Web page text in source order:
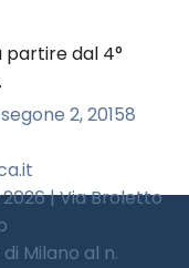
partire dal 4°
2, 20158
| Via Broletto
Milano al n.